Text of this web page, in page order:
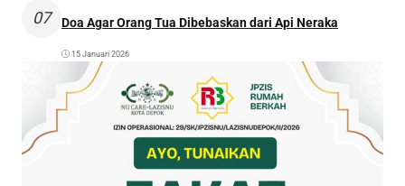
07 Doa Agar Orang Tua Dibebaskan dari Api Neraka
15 Januari 2026